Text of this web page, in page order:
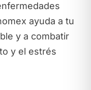
ayuda a tu
y a combatir
y el estrés